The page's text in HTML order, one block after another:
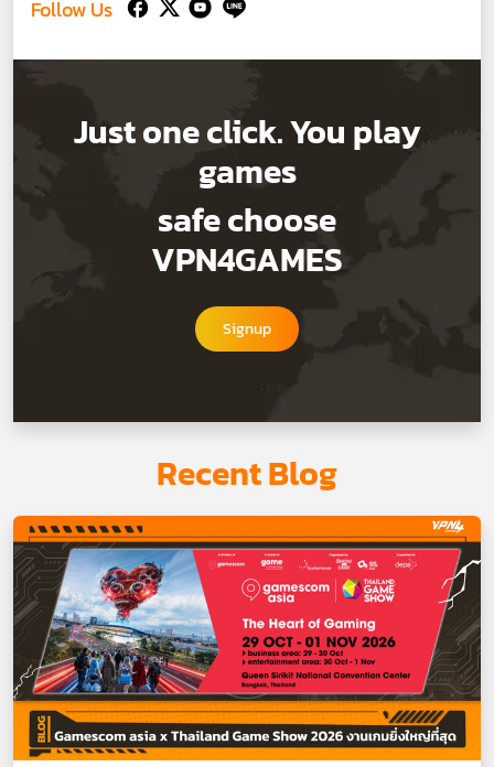
Follow Us
Just one click. You play
games
safe choose
VPN4GAMES
Signup
Recent Blog